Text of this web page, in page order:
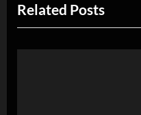
o
u
s
t
P
o
Related Posts